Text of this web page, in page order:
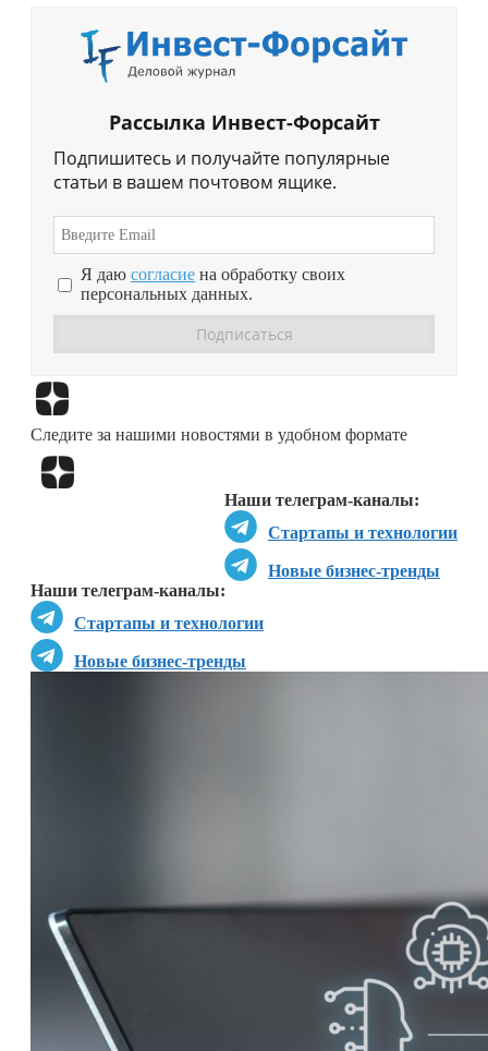
Рассылка Инвест-Форсайт
Подпишитесь и получайте популярные
статьи в вашем почтовом ящике.
Я даю согласие на обработку своих
персональных данных.
Следите за нашими новостями в удобном формате
Наши телеграм-каналы:
Стартапы и технологии
Новые бизнес-тренды
Наши телеграм-каналы:
Стартапы и технологии
Новые бизнес-тренды